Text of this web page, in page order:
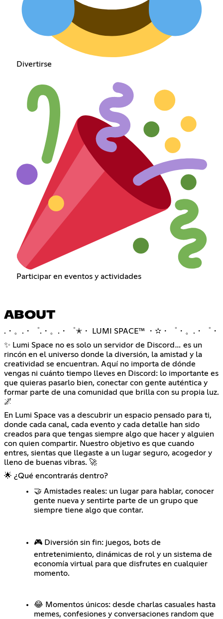
Divertirse
Participar en eventos y actividades
ABOUT
.・。.・゜.・。.・゜✭・ LUMI SPACE™ ・✫・゜・。.・゜・
✨ Lumi Space no es solo un servidor de Discord… es un
rincón en el universo donde la diversión, la amistad y la
creatividad se encuentran. Aquí no importa de dónde
vengas ni cuánto tiempo lleves en Discord: lo importante es
que quieras pasarlo bien, conectar con gente auténtica y
formar parte de una comunidad que brilla con su propia luz.
🌌
En Lumi Space vas a descubrir un espacio pensado para ti,
donde cada canal, cada evento y cada detalle han sido
creados para que tengas siempre algo que hacer y alguien
con quien compartir. Nuestro objetivo es que cuando
entres, sientas que llegaste a un lugar seguro, acogedor y
lleno de buenas vibras. 🚀
🌟 ¿Qué encontrarás dentro?
🤝 Amistades reales: un lugar para hablar, conocer
gente nueva y sentirte parte de un grupo que
siempre tiene algo que contar.
🎮 Diversión sin fin: juegos, bots de
entretenimiento, dinámicas de rol y un sistema de
economía virtual para que disfrutes en cualquier
momento.
😂 Momentos únicos: desde charlas casuales hasta
memes, confesiones y conversaciones random que